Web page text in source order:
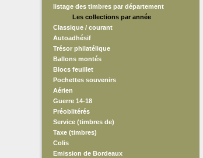
listage des timbres par département
Les collections par année
Classique / courant
Autoadhésif
Trésor philatélique
Ballons montés
Blocs feuillet
Pochettes souvenirs
Aérien
Guerre 14-18
Préoblitérés
Service (timbres de)
Taxe (timbres)
Colis
Emission de Bordeaux